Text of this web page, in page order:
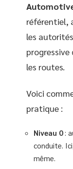
référentiel,
les
progressive
les routes.
Voici
pratique :
Niveau 0:
conduite.
même.